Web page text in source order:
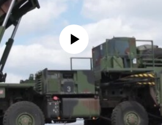
No media source currently available